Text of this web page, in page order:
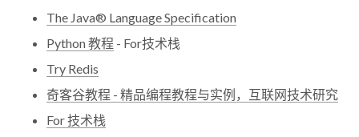
The Java® Language Specification
Python 教程 - For技术栈
Try Redis
奇客谷教程 - 精品编程教程与实例，互联网技术研究
For 技术栈